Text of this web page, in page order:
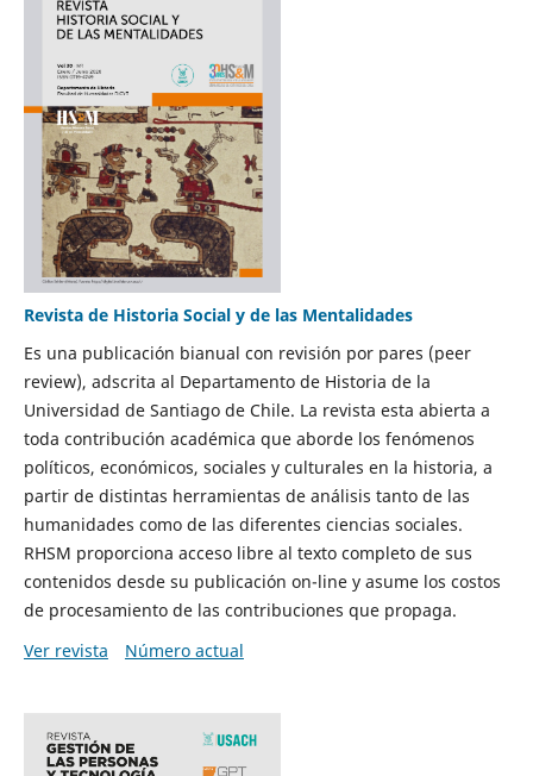
Revista de Historia Social y de las Mentalidades
Es una publicación bianual con revisión por pares (peer
review), adscrita al Departamento de Historia de la
Universidad de Santiago de Chile. La revista esta abierta a
toda contribución académica que aborde los fenómenos
políticos, económicos, sociales y culturales en la historia, a
partir de distintas herramientas de análisis tanto de las
humanidades como de las diferentes ciencias sociales.
RHSM proporciona acceso libre al texto completo de sus
contenidos desde su publicación on-line y asume los costos
de procesamiento de las contribuciones que propaga.
Ver revista
Número actual